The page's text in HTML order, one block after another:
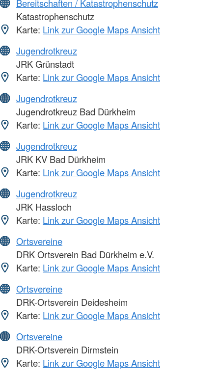
Bereitschaften / Katastrophenschutz
Katastrophenschutz
Karte: Link zur Google Maps Ansicht
Jugendrotkreuz
JRK Grünstadt
Karte: Link zur Google Maps Ansicht
Jugendrotkreuz
Jugendrotkreuz Bad Dürkheim
Karte: Link zur Google Maps Ansicht
Jugendrotkreuz
JRK KV Bad Dürkheim
Karte: Link zur Google Maps Ansicht
Jugendrotkreuz
JRK Hassloch
Karte: Link zur Google Maps Ansicht
Ortsvereine
DRK Ortsverein Bad Dürkheim e.V.
Karte: Link zur Google Maps Ansicht
Ortsvereine
DRK-Ortsverein Deidesheim
Karte: Link zur Google Maps Ansicht
Ortsvereine
DRK-Ortsverein Dirmstein
Karte: Link zur Google Maps Ansicht